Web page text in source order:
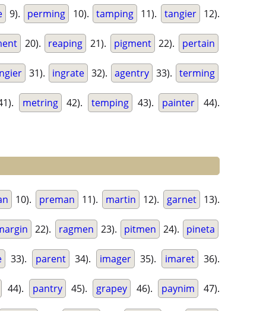
9). perming 10). tamping 11). tangier 12).
20). reaping 21). pigment 22). pertain
31). ingrate 32). agentry 33). terming
metring 42). temping 43). painter 44).
10). preman 11). martin 12). garnet 13).
22). ragmen 23). pitmen 24). pineta
33). parent 34). imager 35). imaret 36).
44). pantry 45). grapey 46). paynim 47).